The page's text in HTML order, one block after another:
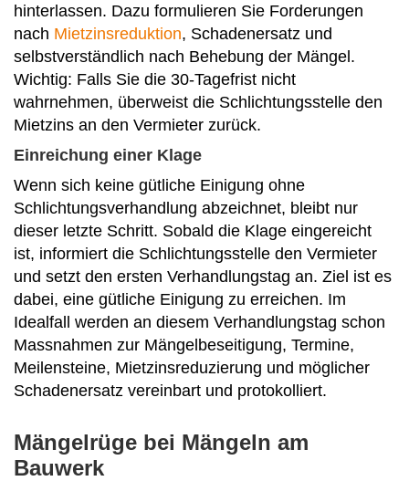
hinterlassen. Dazu formulieren Sie Forderungen
nach Mietzinsreduktion, Schadenersatz und
selbstverständlich nach Behebung der Mängel.
Wichtig: Falls Sie die 30-Tagefrist nicht
wahrnehmen, überweist die Schlichtungsstelle den
Mietzins an den Vermieter zurück.
Einreichung einer Klage
Wenn sich keine gütliche Einigung ohne
Schlichtungsverhandlung abzeichnet, bleibt nur
dieser letzte Schritt. Sobald die Klage eingereicht
ist, informiert die Schlichtungsstelle den Vermieter
und setzt den ersten Verhandlungstag an. Ziel ist es
dabei, eine gütliche Einigung zu erreichen. Im
Idealfall werden an diesem Verhandlungstag schon
Massnahmen zur Mängelbeseitigung, Termine,
Meilensteine, Mietzinsreduzierung und möglicher
Schadenersatz vereinbart und protokolliert.
Mängelrüge bei Mängeln am
Bauwerk